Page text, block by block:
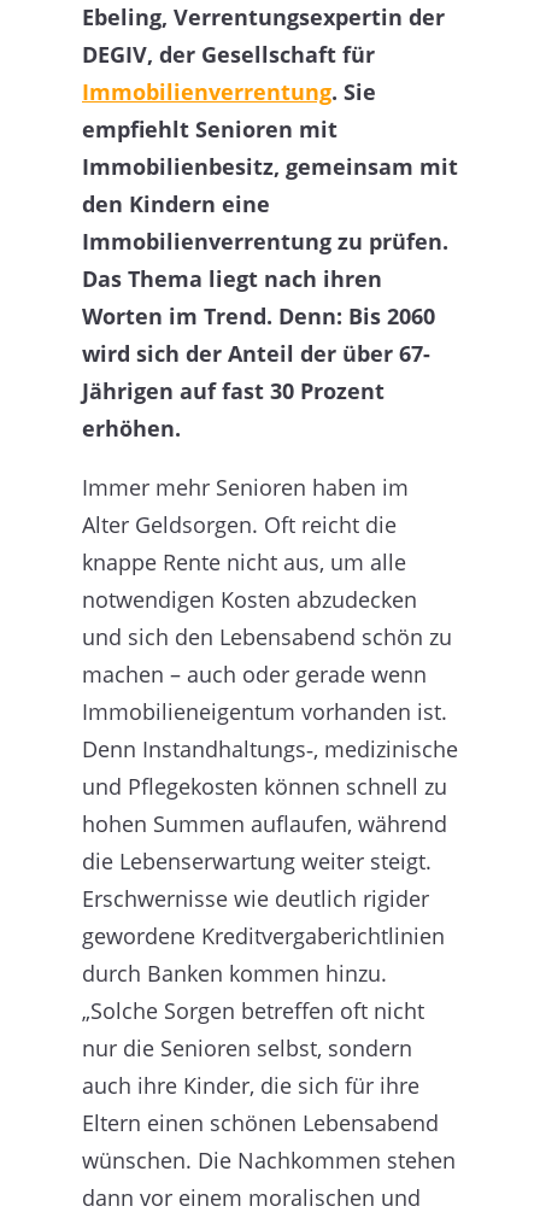
Ebeling, Verrentungsexpertin der
DEGIV, der Gesellschaft für
Immobilienverrentung. Sie
empfiehlt Senioren mit
Immobilienbesitz, gemeinsam mit
den Kindern eine
Immobilienverrentung zu prüfen.
Das Thema liegt nach ihren
Worten im Trend. Denn: Bis 2060
wird sich der Anteil der über 67-
Jährigen auf fast 30 Prozent
erhöhen.
Immer mehr Senioren haben im
Alter Geldsorgen. Oft reicht die
knappe Rente nicht aus, um alle
notwendigen Kosten abzudecken
und sich den Lebensabend schön zu
machen – auch oder gerade wenn
Immobilieneigentum vorhanden ist.
Denn Instandhaltungs‑, medizinische
und Pflegekosten können schnell zu
hohen Summen auflaufen, während
die Lebenserwartung weiter steigt.
Erschwernisse wie deutlich rigider
gewordene Kreditvergaberichtlinien
durch Banken kommen hinzu.
„Solche Sorgen betreffen oft nicht
nur die Senioren selbst, sondern
auch ihre Kinder, die sich für ihre
Eltern einen schönen Lebensabend
wünschen. Die Nachkommen stehen
dann vor einem moralischen und